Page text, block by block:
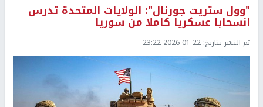
"وول ستريت جورنال": الولايات المتحدة تدرس
انسحابا عسكريا كاملا من سوريا
تم النشر بتاريخ: 2026-01-22 23:22